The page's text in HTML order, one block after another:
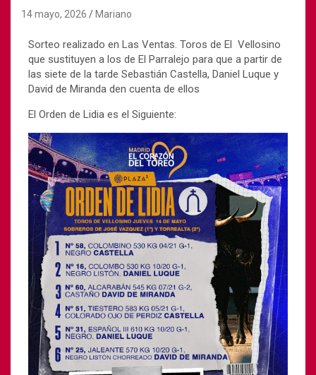
14 mayo, 2026 Mariano
Sorteo realizado en Las Ventas. Toros de El Vellosino
que sustituyen a los de El Parralejo para que a partir de
las siete de la tarde Sebastián Castella, Daniel Luque y
David de Miranda den cuenta de ellos
El Orden de Lidia es el Siguiente: